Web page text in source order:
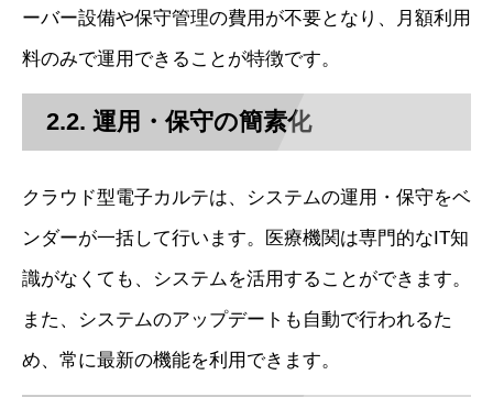
ーバー設備や保守管理の費用が不要となり、月額利用
料のみで運用できることが特徴です。
2.2. 運用・保守の簡素化
クラウド型電子カルテは、システムの運用・保守をベ
ンダーが一括して行います。医療機関は専門的なIT知
識がなくても、システムを活用することができます。
また、システムのアップデートも自動で行われるた
め、常に最新の機能を利用できます。